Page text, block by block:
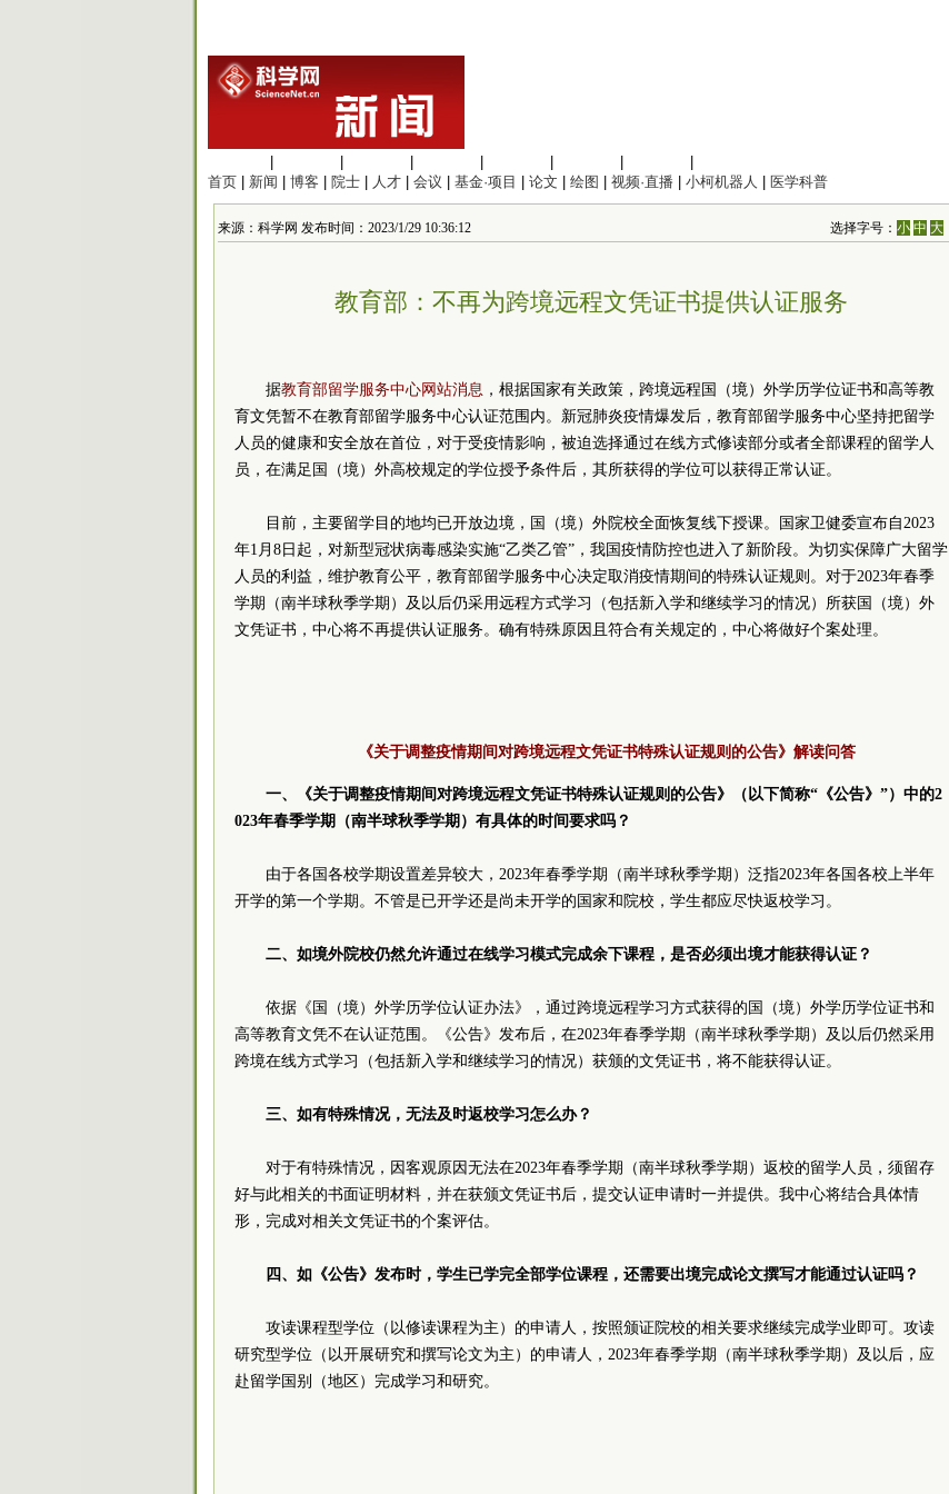
首页
新闻 博客 院士 人才 会议 基金·项目 论文 绘图 视频·直播 小柯机器人 医学科普
来源：科学网 发布时间：2023/1/29 10:36:12 选择字号：小 中 大
教育部：不再为跨境远程文凭证书提供认证服务
据教育部留学服务中心网站消息 ，根据国家有关政策，跨境远程国（境）外学历学位证书和高等教
育文凭暂不在教育部留学服务中心认证范围内。新冠肺炎疫情爆发后，教育部留学服务中心坚持把留学
人员的健康和安全放在首位，对于受疫情影响，被迫选择通过在线方式修读部分或者全部课程的留学人
员，在满足国（境）外高校规定的学位授予条件后，其所获得的学位可以获得正常认证。
目前，主要留学目的地均已开放边境，国（境）外院校全面恢复线下授课。国家卫健委宣布自2023
年1月8日起，对新型冠状病毒感染实施“乙类乙管”，我国疫情防控也进入了新阶段。为切实保障广大留学
人员的利益，维护教育公平，教育部留学服务中心决定取消疫情期间的特殊认证规则。对于2023年春季
学期（南半球秋季学期）及以后仍采用远程方式学习（包括新入学和继续学习的情况）所获国（境）外
文凭证书，中心将不再提供认证服务。确有特殊原因且符合有关规定的，中心将做好个案处理。
《关于调整疫情期间对跨境远程文凭证书特殊认证规则的公告》解读问答
一、《关于调整疫情期间对跨境远程文凭证书特殊认证规则的公告》（以下简称“《公告》”）中的2
023年春季学期（南半球秋季学期）有具体的时间要求吗？
由于各国各校学期设置差异较大，2023年春季学期（南半球秋季学期）泛指2023年各国各校上半年
开学的第一个学期。不管是已开学还是尚未开学的国家和院校，学生都应尽快返校学习。
二、如境外院校仍然允许通过在线学习模式完成余下课程，是否必须出境才能获得认证？
依据《国（境）外学历学位认证办法》，通过跨境远程学习方式获得的国（境）外学历学位证书和
高等教育文凭不在认证范围。《公告》发布后，在2023年春季学期（南半球秋季学期）及以后仍然采用
跨境在线方式学习（包括新入学和继续学习的情况）获颁的文凭证书，将不能获得认证。
三、如有特殊情况，无法及时返校学习怎么办？
对于有特殊情况，因客观原因无法在2023年春季学期（南半球秋季学期）返校的留学人员，须留存
好与此相关的书面证明材料，并在获颁文凭证书后，提交认证申请时一并提供。我中心将结合具体情
形，完成对相关文凭证书的个案评估。
四、如《公告》发布时，学生已学完全部学位课程，还需要出境完成论文撰写才能通过认证吗？
攻读课程型学位（以修读课程为主）的申请人，按照颁证院校的相关要求继续完成学业即可。攻读
研究型学位（以开展研究和撰写论文为主）的申请人，2023年春季学期（南半球秋季学期）及以后，应
赴留学国别（地区）完成学习和研究。